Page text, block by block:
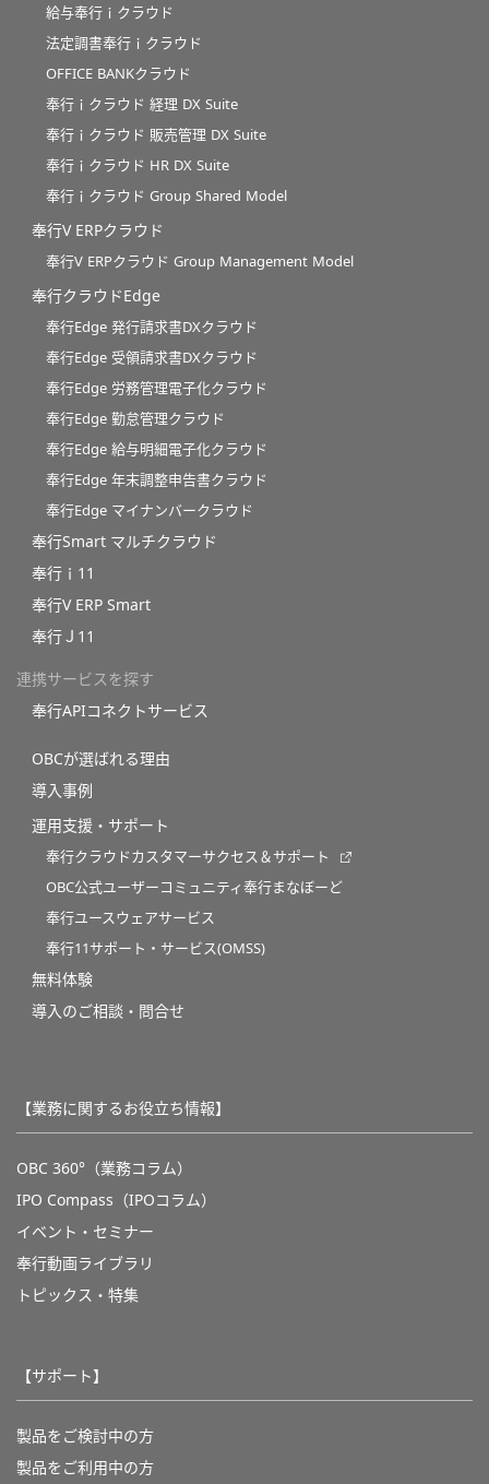
給与奉行ｉクラウド
法定調書奉行ｉクラウド
OFFICE BANKクラウド
奉行ｉクラウド 経理 DX Suite
奉行ｉクラウド 販売管理 DX Suite
奉行ｉクラウド HR DX Suite
奉行ｉクラウド Group Shared Model
奉行V ERPクラウド
奉行V ERPクラウド Group Management Model
奉行クラウドEdge
奉行Edge 発行請求書DXクラウド
奉行Edge 受領請求書DXクラウド
奉行Edge 労務管理電子化クラウド
奉行Edge 勤怠管理クラウド
奉行Edge 給与明細電子化クラウド
奉行Edge 年末調整申告書クラウド
奉行Edge マイナンバークラウド
奉行Smart マルチクラウド
奉行ｉ11
奉行V ERP Smart
奉行Ｊ11
連携サービスを探す
奉行APIコネクトサービス
OBCが選ばれる理由
導入事例
運用支援・サポート
奉行クラウドカスタマーサクセス＆サポート
OBC公式ユーザーコミュニティ奉行まなぼーど
奉行ユースウェアサービス
奉行11サポート・サービス(OMSS)
無料体験
導入のご相談・問合せ
【業務に関するお役立ち情報】
OBC 360°（業務コラム）
IPO Compass（IPOコラム）
イベント・セミナー
奉行動画ライブラリ
トピックス・特集
【サポート】
製品をご検討中の方
製品をご利用中の方